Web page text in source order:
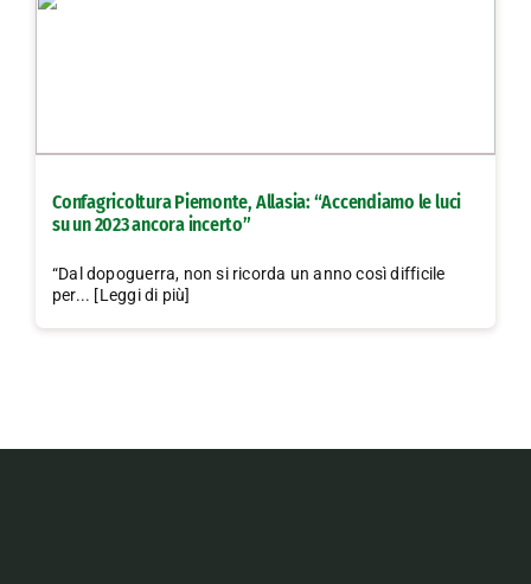
Confagricoltura Piemonte, Allasia: “Accendiamo le luci
su un 2023 ancora incerto”
“Dal dopoguerra, non si ricorda un anno così difficile
per... [Leggi di più]